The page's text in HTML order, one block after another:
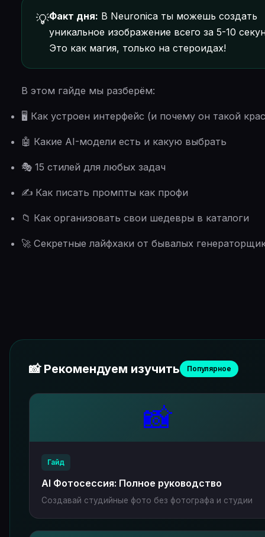
💡Факт дня: В Neuronica ты можешь создать
уникальное изображение всего за 5-10
Это как магия, только на стероидах!
В этом гайде мы разберём:
🖥️ Как устроен интерфейс (и почему он такой
🤖 Какие AI-модели есть и какую выбрать
🎭 15 стилей для любых задач
✍️ Как писать промпты как профи
📁 Как организовать свои шедевры в каталоги
🚀 Секретные лайфхаки от бывалых
📸 Рекомендуем изучить Популярное
📸
Гайд
AI Фотосессия: Полное руководство
Создавай студийные фото без фотографа и студии